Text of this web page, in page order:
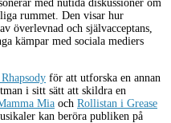
med nutida diskussioner om
rummet. Den visar hur
och självacceptans,
kämpar med sociala mediers
för att utforska en annan
i sitt sätt att skildra en
Mia och Rollistan i Grease
kan beröra publiken på